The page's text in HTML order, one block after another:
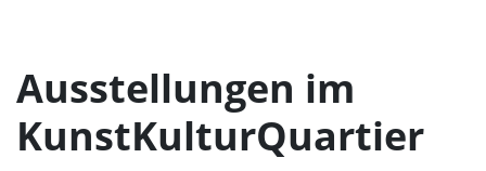
Ausstellungen im
KunstKulturQuartier